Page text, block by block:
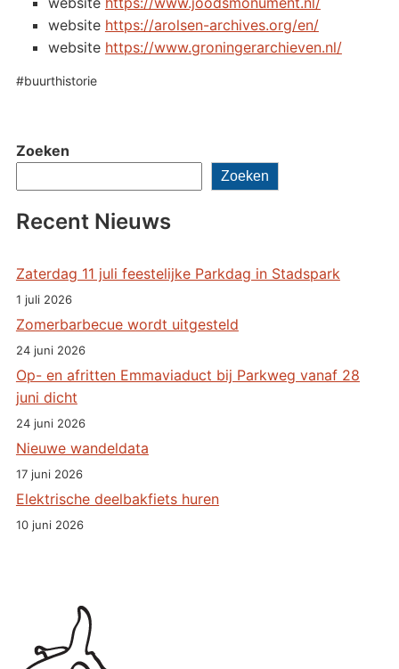
Zoeken
Zoeken
Recent Nieuws
Zaterdag 11 juli feestelijke Parkdag in Stadspark
1 juli 2026
Zomerbarbecue wordt uitgesteld
24 juni 2026
Op- en afritten Emmaviaduct bij Parkweg vanaf 28
juni dicht
24 juni 2026
Nieuwe wandeldata
17 juni 2026
Elektrische deelbakfiets huren
10 juni 2026
website https://arolsen-archives.org/en/
website https://www.groningerarchieven.nl/
#buurthistorie